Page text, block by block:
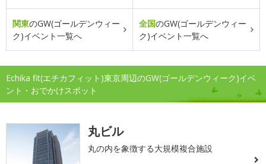
関東のGW(ゴールデンウィー
ク)イベント一覧へ
全国のGW(ゴールデンウィー
ク)イベント一覧へ
Echika fit(エチカフィット)東京周辺のGW(ゴールデンウィーク)イベ
ント・おでかけスポット
丸ビル
丸の内を象徴する大規模複合施設